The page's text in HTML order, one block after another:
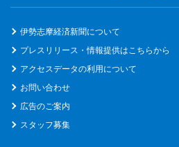
伊勢志摩経済新聞について
プレスリリース・情報提供はこちらから
アクセスデータの利用について
お問い合わせ
広告のご案内
スタッフ募集